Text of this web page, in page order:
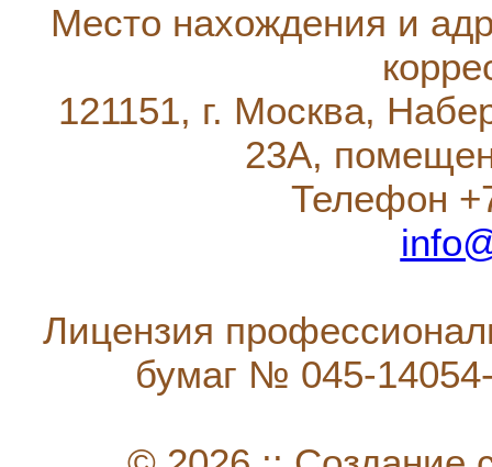
Место нахождения и
121151, г. Москва,
23А,
Телефон
Лицензия
бумаг № 045-